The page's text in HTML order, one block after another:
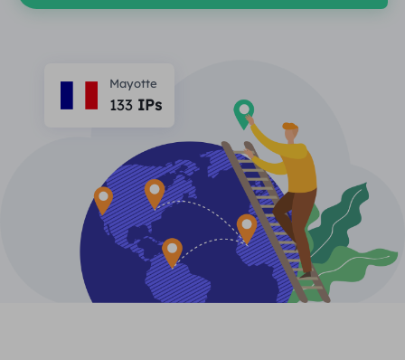
Proxy ISP de longa duração
Agente de data center estático
Proxy ISP de longa duração $1.4
Proteção da marca
Monitoramento de SEO
Verificação de anúncios
Raspagem e rastreamento da Web
Recursos
Programa de afiliados
Parceiros
FERRAMENTAS GRATUITAS
Verificador de proxy
Aprender
Perguntas frequentes
Blogue
Guia do usuário
中文
English
Aproveitar77% de descontoe aja agora!
Residencial $0/GB $0/dia ilimitado
Mayotte
133IPs